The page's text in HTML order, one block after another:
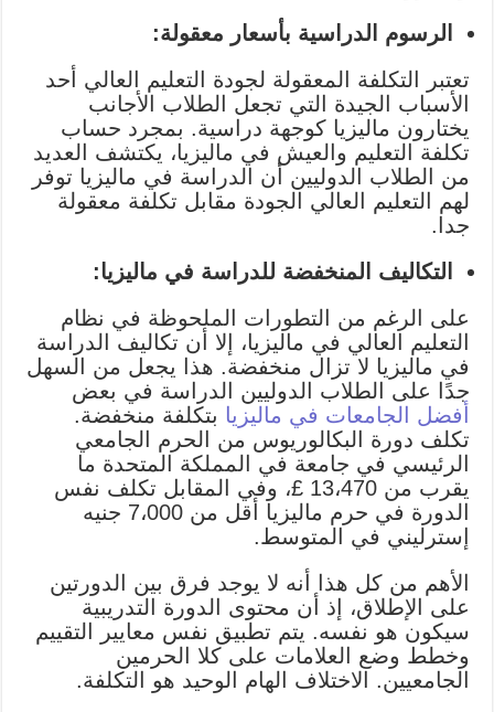
الرسوم الدراسية بأسعار معقولة:
تعتبر التكلفة المعقولة لجودة التعليم العالي أحد
الأسباب الجيدة التي تجعل الطلاب الأجانب
يختارون ماليزيا كوجهة دراسية. بمجرد حساب
تكلفة التعليم والعيش في ماليزيا، يكتشف العديد
من الطلاب الدوليين أن الدراسة في ماليزيا توفر
لهم التعليم العالي الجودة مقابل تكلفة معقولة
جدا.
التكاليف المنخفضة للدراسة في ماليزيا:
على الرغم من التطورات الملحوظة في نظام
التعليم العالي في ماليزيا، إلا أن تكاليف الدراسة
في ماليزيا لا تزال منخفضة. هذا يجعل من السهل
جدًا على الطلاب الدوليين الدراسة في بعض
أفضل الجامعات في ماليزيا بتكلفة منخفضة.
تكلف دورة البكالوريوس من الحرم الجامعي
الرئيسي في جامعة في المملكة المتحدة ما
يقرب من 13،470 £، وفي المقابل تكلف نفس
الدورة في حرم ماليزيا أقل من 7،000 جنيه
إسترليني في المتوسط.
الأهم من كل هذا أنه لا يوجد فرق بين الدورتين
على الإطلاق، إذ أن محتوى الدورة التدريبية
سيكون هو نفسه. يتم تطبيق نفس معايير التقييم
وخطط وضع العلامات على كلا الحرمين
الجامعيين. الاختلاف الهام الوحيد هو التكلفة.